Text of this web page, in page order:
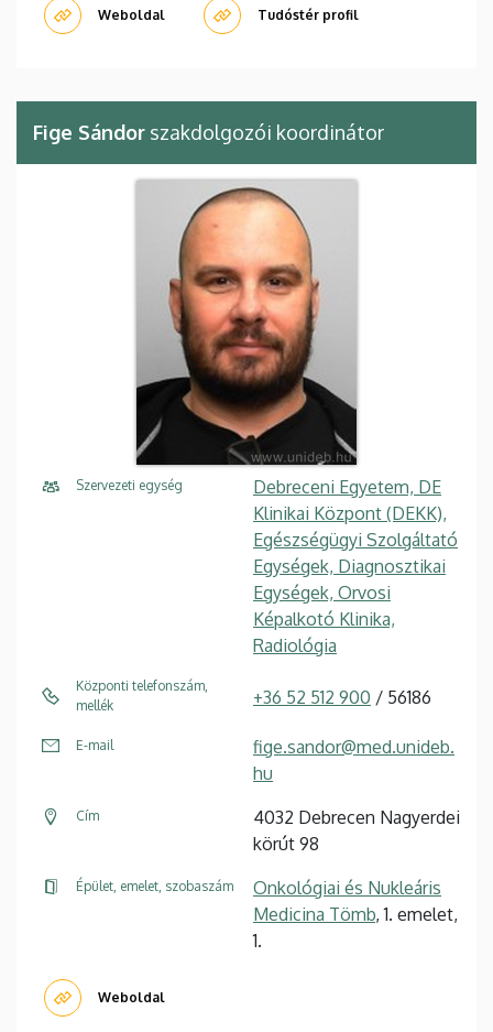
Weboldal Tudóstér profil
Fige Sándor szakdolgozói koordinátor
Szervezeti egység
Debreceni Egyetem, DE
Klinikai Központ (DEKK),
Egészségügyi Szolgáltató
Egységek, Diagnosztikai
Egységek, Orvosi
Képalkotó Klinika,
Radiológia
Központi telefonszám,
mellék
+36 52 512 900 / 56186
E-mail
fige.sandor@med.unideb.
hu
Cím
4032 Debrecen Nagyerdei
körút 98
Épület, emelet, szobaszám
Onkológiai és Nukleáris
Medicina Tömb, 1. emelet,
1.
Weboldal